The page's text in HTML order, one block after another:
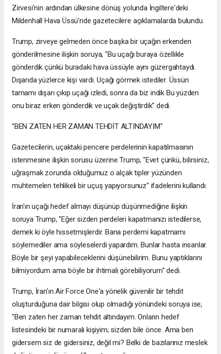
Zirvesi'nin ardından ülkesine dönüş yolunda İngiltere'deki
Mildenhall Hava Üssü'nde gazetecilere açıklamalarda bulundu.
Trump, zirveye gelmeden önce başka bir uçağın erkenden
gönderilmesine ilişkin soruya, "Bu uçağı buraya özellikle
gönderdik çünkü buradaki hava üssüyle aynı güzergahtaydı.
Dışarıda yüzlerce kişi vardı. Uçağı görmek istediler. Üssün
tamamı dışarı çıkıp uçağı izledi, sonra da biz indik Bu yüzden
onu biraz erken gönderdik ve uçak değiştirdik" dedi.
"BEN ZATEN HER ZAMAN TEHDİT ALTINDAYIM"
Gazetecilerin, uçaktaki pencere perdelerinin kapatılmasının
istenmesine ilişkin sorusu üzerine Trump, "Evet çünkü, bilirsiniz,
uğraşmak zorunda olduğumuz o alçak tipler yüzünden
muhtemelen tehlikeli bir uçuş yapıyorsunuz" ifadelerini kullandı.
İran'ın uçağı hedef almayı düşünüp düşünmediğine ilişkin
soruya Trump, "Eğer sizden perdeleri kapatmanızı istedilerse,
demek ki öyle hissetmişlerdir. Bana perdemi kapatmamı
söylemediler ama söyleselerdi yapardım. Bunlar hasta insanlar.
Böyle bir şeyi yapabileceklerini düşünebilirim. Bunu yaptıklarını
bilmiyordum ama böyle bir ihtimali görebiliyorum" dedi.
Trump, İran'ın Air Force One'a yönelik güvenilir bir tehdit
oluşturduğuna dair bilgisi olup olmadığı yönündeki soruya ise,
"Ben zaten her zaman tehdit altındayım. Onların hedef
listesindeki bir numaralı kişiyim; sizden bile önce. Ama ben
gidersem siz de gidersiniz, değil mi? Belki de bazılarınız meslek